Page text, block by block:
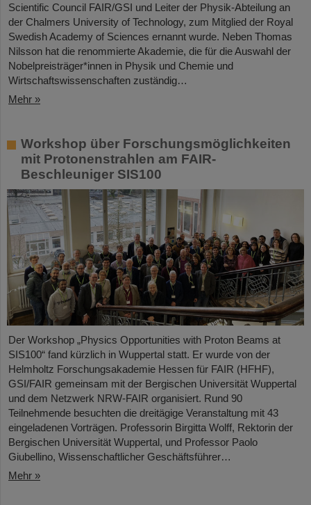
Scientific Council FAIR/GSI und Leiter der Physik-Abteilung an
der Chalmers University of Technology, zum Mitglied der Royal
Swedish Academy of Sciences ernannt wurde. Neben Thomas
Nilsson hat die renommierte Akademie, die für die Auswahl der
Nobelpreisträger*innen in Physik und Chemie und
Wirtschaftswissenschaften zuständig…
Mehr »
Workshop über Forschungsmöglichkeiten
mit Protonenstrahlen am FAIR-
Beschleuniger SIS100
Der Workshop „Physics Opportunities with Proton Beams at
SIS100“ fand kürzlich in Wuppertal statt. Er wurde von der
Helmholtz Forschungsakademie Hessen für FAIR (HFHF),
GSI/FAIR gemeinsam mit der Bergischen Universität Wuppertal
und dem Netzwerk NRW-FAIR organisiert. Rund 90
Teilnehmende besuchten die dreitägige Veranstaltung mit 43
eingeladenen Vorträgen. Professorin Birgitta Wolff, Rektorin der
Bergischen Universität Wuppertal, und Professor Paolo
Giubellino, Wissenschaftlicher Geschäftsführer…
Mehr »